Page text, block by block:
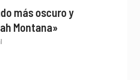
más oscuro y
Montana»